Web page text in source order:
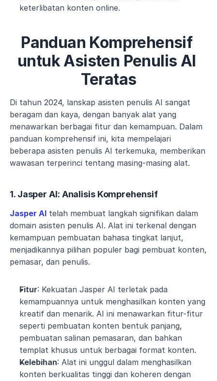
keterlibatan konten online.
Panduan Komprehensif
untuk Asisten Penulis AI
Teratas
Di tahun 2024, lanskap asisten penulis AI sangat
beragam dan kaya, dengan banyak alat yang
menawarkan berbagai fitur dan kemampuan. Dalam
panduan komprehensif ini, kita mempelajari
beberapa asisten penulis AI terkemuka, memberikan
wawasan terperinci tentang masing-masing alat.
1. Jasper AI: Analisis Komprehensif
Jasper AI telah membuat langkah signifikan dalam
domain asisten penulis AI. Alat ini terkenal dengan
kemampuan pembuatan bahasa tingkat lanjut,
menjadikannya pilihan populer bagi pembuat konten,
pemasar, dan penulis.
Fitur: Kekuatan Jasper AI terletak pada
kemampuannya untuk menghasilkan konten yang
kreatif dan menarik. AI ini menawarkan fitur-fitur
seperti pembuatan konten bentuk panjang,
pembuatan salinan pemasaran, dan bahkan
templat khusus untuk berbagai format konten.
Kelebihan: Alat ini unggul dalam menghasilkan
konten berkualitas tinggi dan koheren dengan